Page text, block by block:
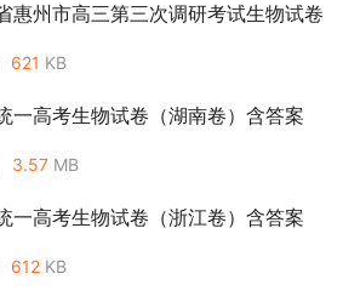
惠州市高三第三次调研考试生物试卷
621 KB
一高考生物试卷（湖南卷）含答案
3.57 MB
一高考生物试卷（浙江卷）含答案
612 KB